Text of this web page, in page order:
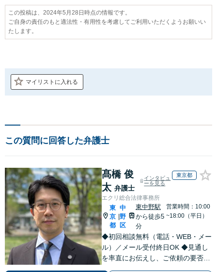
この投稿は、2024年5月28日時点の情報です。
ご自身の責任のもと適法性・有用性を考慮してご利用いただくようお願いい
たします。
マイリストに入れる
この質問に回答した弁護士
髙橋 俊
太 弁護士
インタビュ
ーを見る
東京都
エクリ総合法律事務所
東
京
都
中
野
区
東中野駅
から徒歩5
分
営業時間：10:00
~18:00（平日）
◆初回相談無料（電話・WEB・メー
ル）／メール受付終日OK ◆見通し
を率直にお伝えし、ご依頼の要否も